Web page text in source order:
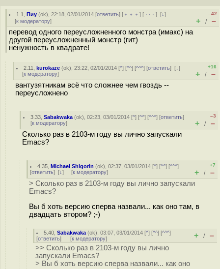
1.1 ,Пиу (ok), 22:18, 02/01/2014 [ответить] [ ﹢﹢﹢] [ · · ·][↓]
[к модератору]
–42
+ / –
перевод одного переусложненного монстра (имакс) на
другой переусложненный монстр (гит)
ненужность в квадрате!
2.11 ,kurokaze (ok), 23:22, 02/01/2014 [^] [^^] [^^^] [ответить][↓]
[к модератору]
+16
+ / –
вантузятникам всё что сложнее чем гвоздь --
переусложнено
3.33 ,Sabakwaka (ok), 02:23, 03/01/2014 [^] [^^] [^^^] [ответить]
[к модератору]
–3
+ / –
Сколько раз в 2103-м году вы лично запускали
Emacs?
4.35 ,Michael Shigorin (ok), 02:37, 03/01/2014 [^] [^^] [^^^]
[ответить] [↓] [к модератору]
+7
+ / –
> Сколько раз в 2103-м году вы лично запускали
Emacs?
Вы б хоть версию сперва назвали... как оно там, в
двадцать втором? ;-)
5.40 ,Sabakwaka (ok), 03:07, 03/01/2014 [^] [^^] [^^^]
[ответить] [к модератору] + / –
>> Сколько раз в 2103-м году вы лично
запускали Emacs?
> Вы б хоть версию сперва назвали... как оно